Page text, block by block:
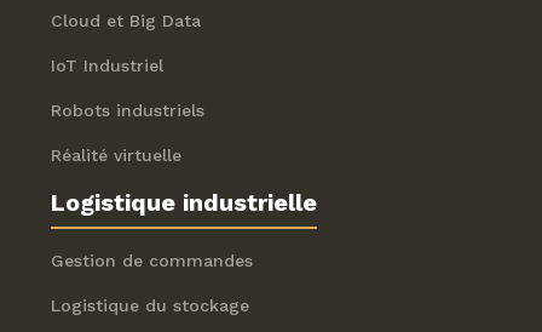
Cloud et Big Data
IoT Industriel
Robots industriels
Réalité virtuelle
Logistique industrielle
Gestion de commandes
Logistique du stockage